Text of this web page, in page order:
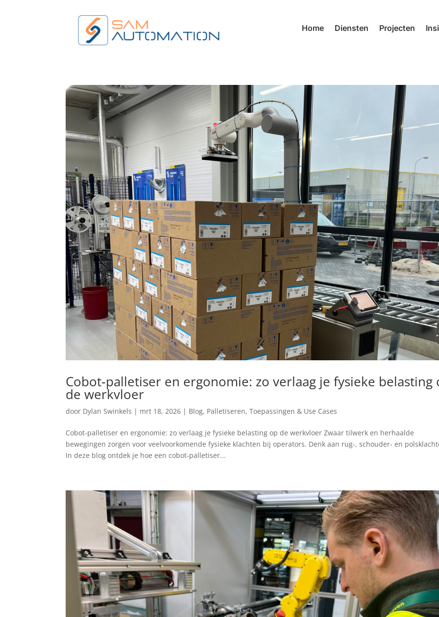
Home Diensten Projecten
Cobot‑palletiser en ergonomie: zo verlaag je fysieke belasting
de werkvloer
door Dylan Swinkels | mrt 18, 2026 | Blog, Palletiseren,Toepassingen & Use Cases
Cobot‑palletiser en ergonomie: zo verlaag je fysieke belasting op de werkvloer Zwaar tilwerk en herhaalde
bewegingen zorgen voor veelvoorkomende fysieke klachten bij operators. Denk aan rug-, schouder- en
In deze blog ontdek je hoe een cobot‑palletiser...